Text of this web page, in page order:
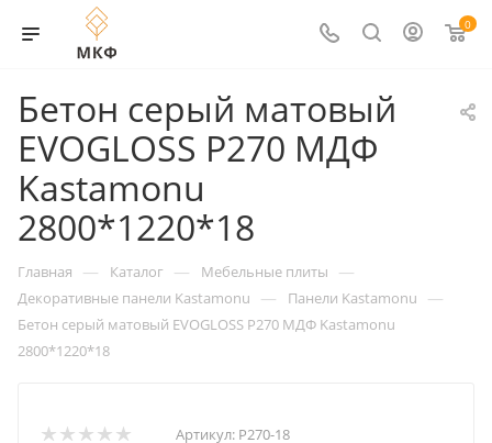
0
Бетон серый матовый
EVOGLOSS Р270 МДФ
Kastamonu
2800*1220*18
Главная — Каталог — Мебельные плиты —
Декоративные панели Kastamonu — Панели Kastamonu —
Бетон серый матовый EVOGLOSS Р270 МДФ Kastamonu
2800*1220*18
Артикул: Р270-18